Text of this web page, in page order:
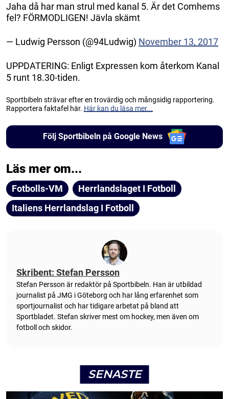
Jaha då har man strul med kanal 5. Är det Comhems
fel? FÖRMODLIGEN! Jävla skämt
— Ludwig Persson (@94Ludwig) November 13, 2017
UPPDATERING: Enligt Expressen kom återkom Kanal
5 runt 18.30-tiden.
Sportbibeln strävar efter en trovärdig och mångsidig rapportering.
Rapportera faktafel här. Här kan du läsa mer...
Följ Sportbibeln på Google News
Läs mer om...
Fotbolls-VM
Herrlandslaget I Fotboll
Italiens Herrlandslag I Fotboll
Skribent: Stefan Persson
Stefan Persson är redaktör på Sportbibeln. Han är utbildad
journalist på JMG i Göteborg och har lång erfarenhet som
sportjournalist och har tidigare arbetat på bland att
Sportbladet. Stefan skriver mest om hockey, men även om
fotboll och skidor.
SENASTE